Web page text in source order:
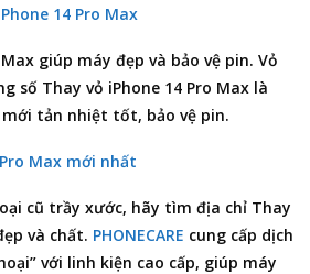
14 Pro Max
giúp máy đẹp và bảo vệ pin. Vỏ
số Thay vỏ iPhone 14 Pro Max là
tản nhiệt tốt, bảo vệ pin.
Max mới nhất
cũ trầy xước, hãy tìm địa chỉ Thay
và chất. PHONECARE cung cấp dịch
với linh kiện cao cấp, giúp máy